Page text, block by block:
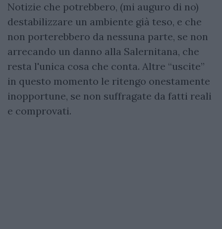
Notizie che potrebbero, (mi auguro di no)
destabilizzare un ambiente già teso, e che
non porterebbero da nessuna parte, se non
arrecando un danno alla Salernitana, che
resta l'unica cosa che conta. Altre “uscite”
in questo momento le ritengo onestamente
inopportune, se non suffragate da fatti reali
e comprovati.